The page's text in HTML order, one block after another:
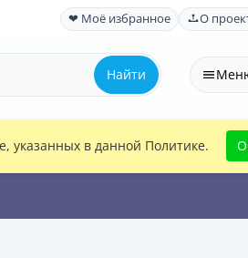
❤ Моё избранное О
Найти
указанных в данной Политике.